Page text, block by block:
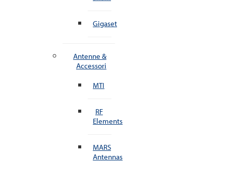
Gigaset
Antenne &
Accessori
MTI
RF
Elements
MARS
Antennas